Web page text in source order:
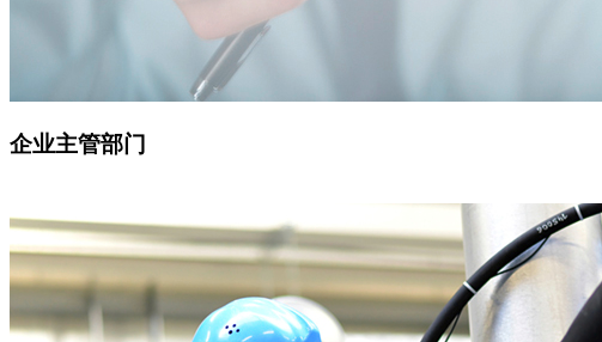
企业主管部门